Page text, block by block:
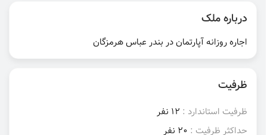
درباره ملک
اجاره روزانه آپارتمان در بندر عباس هرمزگان
ظرفیت
ظرفیت استاندارد : 12 نفر
حداکثر ظرفیت : 20 نفر